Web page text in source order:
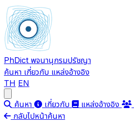
PhDict พจนานุกรมปรัชญา
ค้นหา เกี่ยวกับ แหล่งอ้างอิง
TH EN
ค้นหา เกี่ยวกับ แหล่งอ้างอิง
กลับไปหน้าค้นหา